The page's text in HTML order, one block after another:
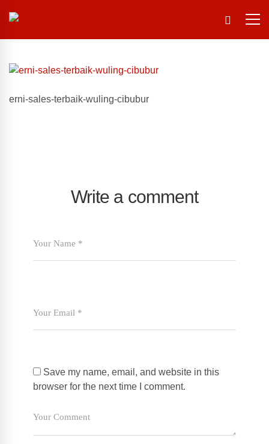
erni-sales-terbaik-wuling-cibubur
Write a comment
Save my name, email, and website in this
browser for the next time I comment.